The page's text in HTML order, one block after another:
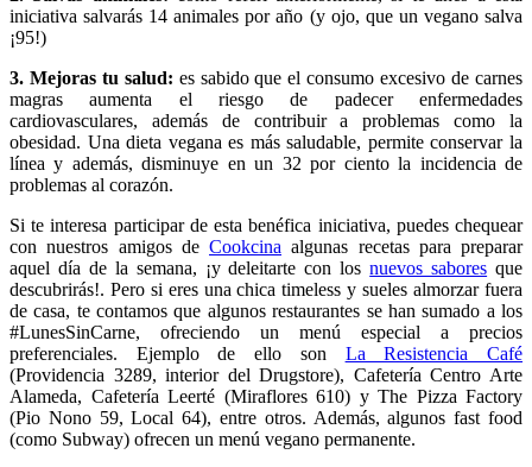
iniciativa salvarás 14 animales por año (y ojo, que un vegano salva
¡95!)
3. Mejoras tu salud: es sabido que el consumo excesivo de carnes
magras aumenta el riesgo de padecer enfermedades
cardiovasculares, además de contribuir a problemas como la
obesidad. Una dieta vegana es más saludable, permite conservar la
línea y además, disminuye en un 32 por ciento la incidencia de
problemas al corazón.
Si te interesa participar de esta benéfica iniciativa, puedes chequear
con nuestros amigos de Cookcina algunas recetas para preparar
aquel día de la semana, ¡y deleitarte con losnuevos sabores que
descubrirás!. Pero si eres una chica timeless y sueles almorzar fuera
de casa, te contamos que algunos restaurantes se han sumado a los
#LunesSinCarne, ofreciendo un menú especial a precios
preferenciales. Ejemplo de ello son La Resistencia Café
(Providencia 3289, interior del Drugstore), Cafetería Centro Arte
Alameda, Cafetería Leerté (Miraflores 610) y The Pizza Factory
(Pio Nono 59, Local 64), entre otros. Además, algunos fast food
(como Subway) ofrecen un menú vegano permanente.